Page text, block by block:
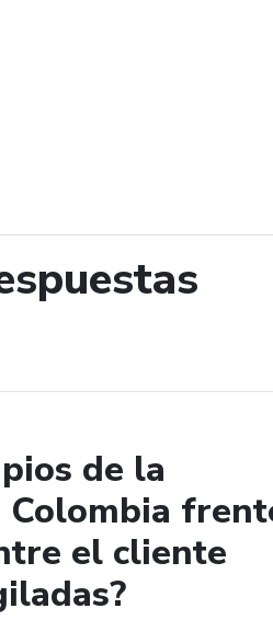
de la
Colombia
el cliente